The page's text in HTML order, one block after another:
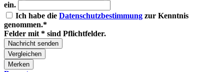
ein.
Ich habe die Datenschutzbestimmung zur Kenntnis
genommen.*
Felder mit * sind Pflichtfelder.
Nachricht senden
Vergleichen
Merken